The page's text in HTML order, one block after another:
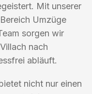
Mit unserer
Umzüge
sorgen wir
nach
abläuft.
nicht nur einen